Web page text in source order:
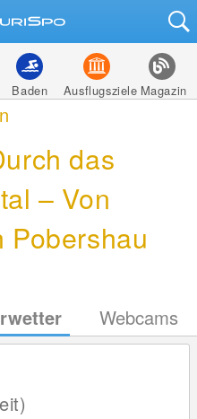
Baden Ausflugsziele Magazin
das
– Von
Pobershau
Webcams